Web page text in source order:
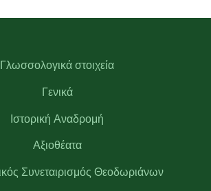
Γλωσσολογικά στοιχεία
Γενικά
Ιστορική Αναδρομή
Αξιοθέατα
Συνεταιρισμός Θεοδωριάνων